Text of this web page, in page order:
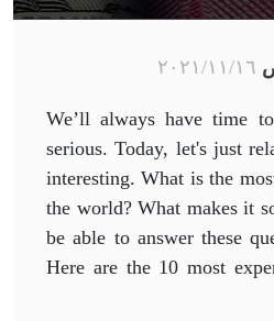
We’ll always have time
serious. Today, let's just
interesting. What is the
the world? What makes it
be able to answer these
Here are the 10 most